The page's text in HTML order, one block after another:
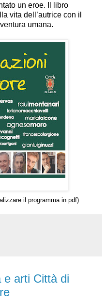
un eroe. Il libro
vita dell’autrice con il
umana.
il programma in pdf)
e arti Città di